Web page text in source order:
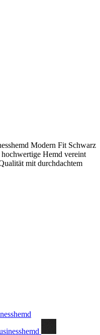
Modern Fit Schwarz
Hemd vereint
mit durchdachtem